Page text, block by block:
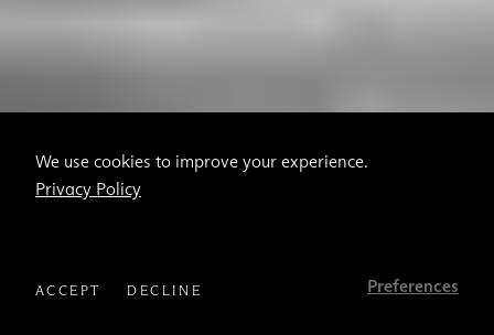
We use cookies to improve your experience.
Privacy Policy
ACCEPT DECLINE Preferences